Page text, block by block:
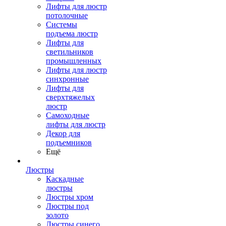
Лифты для люстр
потолочные
Системы
подъема люстр
Лифты для
светильников
промышленных
Лифты для люстр
синхронные
Лифты для
сверхтяжелых
люстр
Самоходные
лифты для люстр
Декор для
подъемников
Ещё
Люстры
Каскадные
люстры
Люстры хром
Люстры под
золото
Люстры синего